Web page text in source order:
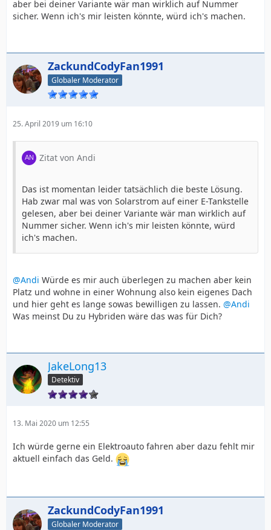
aber bei deiner Variante wär man wirklich auf Nummer
sicher. Wenn ich's mir leisten könnte, würd ich's machen.
ZackundCodyFan1991
Globaler Moderator
25. April 2019 um 16:10
Zitat von Andi
Das ist momentan leider tatsächlich die beste Lösung.
Hab zwar mal was von Solarstrom auf einer E-Tankstelle
gelesen, aber bei deiner Variante wär man wirklich auf
Nummer sicher. Wenn ich's mir leisten könnte, würd
ich's machen.
@Andi Würde es mir auch überlegen zu machen aber kein
Platz und wohne in einer Wohnung also kein eigenes Dach
und hier geht es lange sowas bewilligen zu lassen. @Andi
Was meinst Du zu Hybriden wäre das was für Dich?
JakeLong13
Detektiv
13. Mai 2020 um 12:55
Ich würde gerne ein Elektroauto fahren aber dazu fehlt mir
aktuell einfach das Geld.
ZackundCodyFan1991
Globaler Moderator